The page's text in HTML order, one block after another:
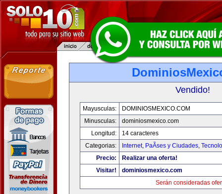
Vendido!
Mayusculas:
DOMINIOSMEXICO.COM
Minusculas:
dominiosmexico.com
Longitud:
14 caracteres
Categorias:
Internet, PaÃ­ses y Ciudades,
Precio:
Realizar una oferta!
Visitar!
dominiosmexico.com
Serán consideradas